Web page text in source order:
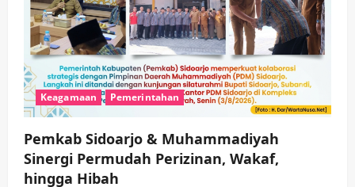
Keagamaan Pemerintahan
Pemkab Sidoarjo & Muhammadiyah
Sinergi Permudah Perizinan, Wakaf,
hingga Hibah